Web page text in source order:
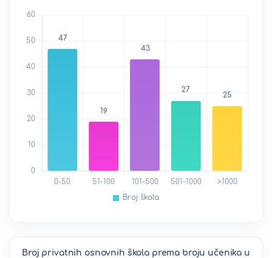
Broj privatnih osnovnih škola prema broju učenika u